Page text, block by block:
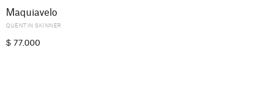
Maquiavelo
QUENTIN SKINNER
$ 77.000